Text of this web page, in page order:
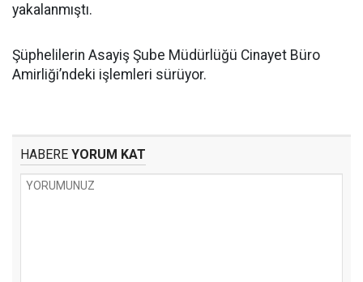
yakalanmıştı.
Şüphelilerin Asayiş Şube Müdürlüğü Cinayet Büro
Amirliği’ndeki işlemleri sürüyor.
HABERE YORUM KAT